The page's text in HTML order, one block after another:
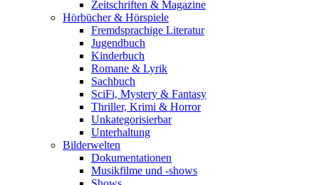
Zeitschriften & Magazine
Hörbücher & Hörspiele
Fremdsprachige Literatur
Jugendbuch
Kinderbuch
Romane & Lyrik
Sachbuch
SciFi, Mystery & Fantasy
Thriller, Krimi & Horror
Unkategorisierbar
Unterhaltung
Bilderwelten
Dokumentationen
Musikfilme und -shows